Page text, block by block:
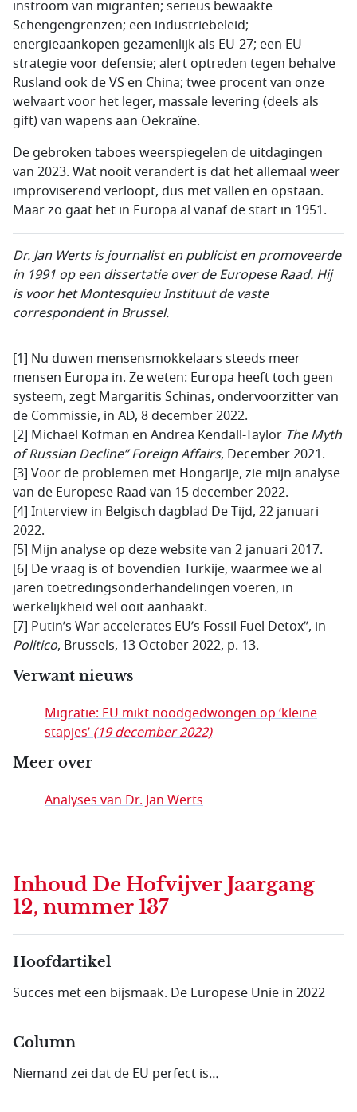
instroom van migranten; serieus bewaakte
Schengengrenzen; een industriebeleid;
energieaankopen gezamenlijk als EU-27; een EU-
strategie voor defensie; alert optreden tegen behalve
Rusland ook de VS en China; twee procent van onze
welvaart voor het leger, massale levering (deels als
gift) van wapens aan Oekraïne.
De gebroken taboes weerspiegelen de uitdagingen
van 2023. Wat nooit verandert is dat het allemaal weer
improviserend verloopt, dus met vallen en opstaan.
Maar zo gaat het in Europa al vanaf de start in 1951.
Dr. Jan Werts is journalist en publicist en promoveerde
in 1991 op een dissertatie over de Europese Raad. Hij
is voor het Montesquieu Instituut de vaste
correspondent in Brussel.
[1] Nu duwen mensensmokkelaars steeds meer
mensen Europa in. Ze weten: Europa heeft toch geen
systeem, zegt Margaritis Schinas, ondervoorzitter van
de Commissie, in AD, 8 december 2022.
[2] Michael Kofman en Andrea Kendall-Taylor The Myth
of Russian Decline” Foreign Affairs, December 2021.
[3] Voor de problemen met Hongarije, zie mijn analyse
van de Europese Raad van 15 december 2022.
[4] Interview in Belgisch dagblad De Tijd, 22 januari
2022.
[5] Mijn analyse op deze website van 2 januari 2017.
[6] De vraag is of bovendien Turkije, waarmee we al
jaren toetredingsonderhandelingen voeren, in
werkelijkheid wel ooit aanhaakt.
[7] Putin’s War accelerates EU’s Fossil Fuel Detox”, in
Politico, Brussels, 13 October 2022, p. 13.
Verwant nieuws
Migratie: EU mikt noodgedwongen op ‘kleine
stapjes’(19 december 2022)
Meer over
Analyses van Dr. Jan Werts
Inhoud De Hofvijver Jaargang
12, nummer 137
Hoofdartikel
Succes met een bijsmaak. De Europese Unie in 2022
Column
Niemand zei dat de EU perfect is…